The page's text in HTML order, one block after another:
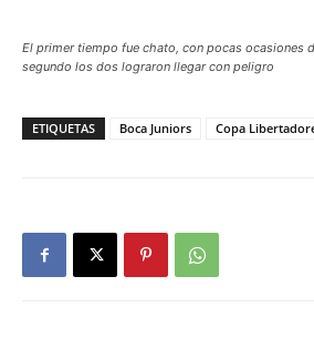
El primer tiempo fue chato, con pocas ocasiones
segundo los dos lograron llegar con peligro
ETIQUETAS Boca Juniors Copa